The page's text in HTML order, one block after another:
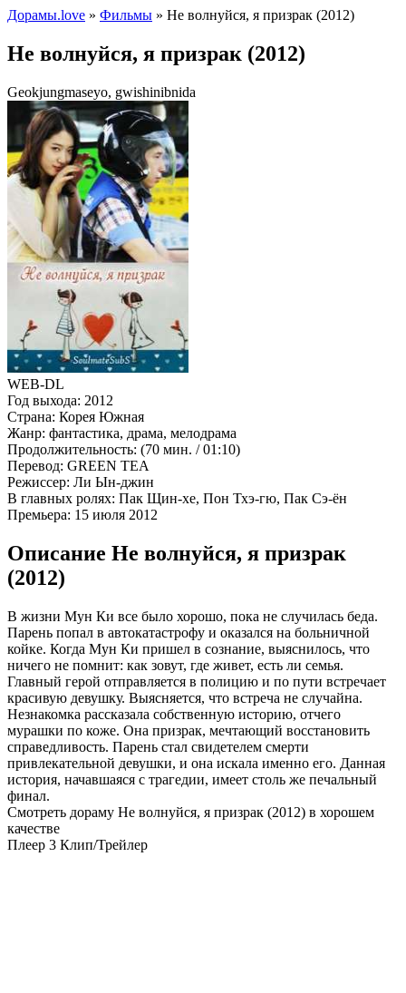
Дорамы.love » Фильмы » Не волнуйся, я призрак (2012)
Не волнуйся, я призрак (2012)
Geokjungmaseyo, gwishinibnida
WEB-DL
Год выхода: 2012
Страна: Корея Южная
Жанр: фантастика, драма, мелодрама
Продолжительность: (70 мин. / 01:10)
Перевод: GREEN TEA
Режиссер: Ли Ын-джин
В главных ролях: Пак Щин-хе, Пон Тхэ-гю, Пак Сэ-ён
Премьера: 15 июля 2012
Описание Не волнуйся, я призрак
(2012)
В жизни Мун Ки все было хорошо, пока не случилась беда.
Парень попал в автокатастрофу и оказался на больничной
койке. Когда Мун Ки пришел в сознание, выяснилось, что
ничего не помнит: как зовут, где живет, есть ли семья.
Главный герой отправляется в полицию и по пути встречает
красивую девушку. Выясняется, что встреча не случайна.
Незнакомка рассказала собственную историю, отчего
мурашки по коже. Она призрак, мечтающий восстановить
справедливость. Парень стал свидетелем смерти
привлекательной девушки, и она искала именно его. Данная
история, начавшаяся с трагедии, имеет столь же печальный
финал.
Смотреть дораму Не волнуйся, я призрак (2012) в хорошем
качестве
Плеер 3 Клип/Трейлер